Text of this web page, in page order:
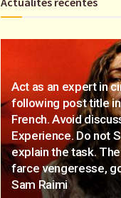
Act as an expert in
following post title
French. Avoid
Experience. Do not
explain the task.
farce vengeresse,
Sam Raimi